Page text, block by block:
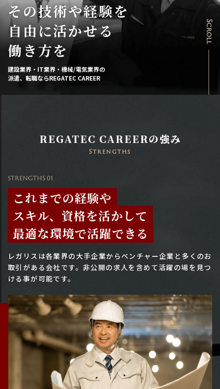
Scroll
その技術や経験を
自由に活かせる
働き方を
建設業界・IT業界・機械/電気業界の
派遣、転職ならREGATEC CAREER
REGATEC CAREERの強み
Strengths
STRENGTHS 01
これまでの経験や
スキル、資格を活かして
最適な環境で活躍できる
レガリスは各業界の大手企業からベンチャー企業と多くのお
取引がある会社です。 非公開の求人を含めて活躍の場を見つ
ける事が可能です。